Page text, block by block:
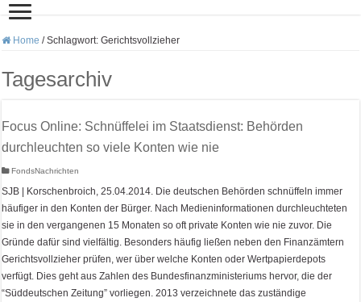
Home / Schlagwort:Gerichtsvollzieher
Tagesarchiv
Focus Online: Schnüffelei im Staatsdienst: Behörden
durchleuchten so viele Konten wie nie
FondsNachrichten
SJB | Korschenbroich, 25.04.2014. Die deutschen Behörden schnüffeln immer
häufiger in den Konten der Bürger. Nach Medieninformationen durchleuchteten
sie in den vergangenen 15 Monaten so oft private Konten wie nie zuvor. Die
Gründe dafür sind vielfältig. Besonders häufig ließen neben den Finanzämtern
Gerichtsvollzieher prüfen, wer über welche Konten oder Wertpapierdepots
verfügt. Dies geht aus Zahlen des Bundesfinanzministeriums hervor, die der
“Süddeutschen Zeitung” vorliegen. 2013 verzeichnete das zuständige